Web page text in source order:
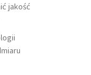
jakość